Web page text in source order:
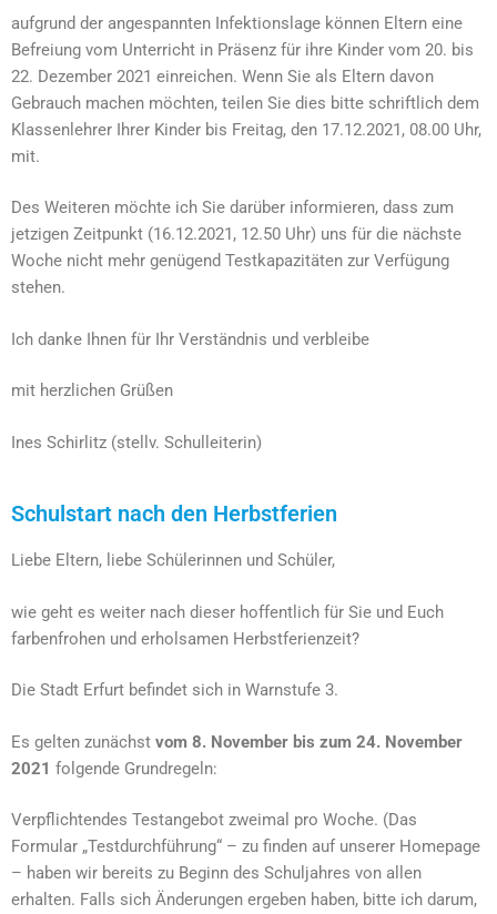
aufgrund der angespannten Infektionslage können Eltern eine
Befreiung vom Unterricht in Präsenz für ihre Kinder vom 20. bis
22. Dezember 2021 einreichen. Wenn Sie als Eltern davon
Gebrauch machen möchten, teilen Sie dies bitte schriftlich dem
Klassenlehrer Ihrer Kinder bis Freitag, den 17.12.2021, 08.00 Uhr,
mit.
Des Weiteren möchte ich Sie darüber informieren, dass zum
jetzigen Zeitpunkt (16.12.2021, 12.50 Uhr) uns für die nächste
Woche nicht mehr genügend Testkapazitäten zur Verfügung
stehen.
Ich danke Ihnen für Ihr Verständnis und verbleibe
mit herzlichen Grüßen
Ines Schirlitz (stellv. Schulleiterin)
Schulstart nach den Herbstferien
Liebe Eltern, liebe Schülerinnen und Schüler,
wie geht es weiter nach dieser hoffentlich für Sie und Euch
farbenfrohen und erholsamen Herbstferienzeit?
Die Stadt Erfurt befindet sich in Warnstufe 3.
Es gelten zunächst vom 8. November bis zum 24. November
2021 folgende Grundregeln:
Verpflichtendes Testangebot zweimal pro Woche. (Das
Formular „Testdurchführung“ – zu finden auf unserer Homepage
– haben wir bereits zu Beginn des Schuljahres von allen
erhalten. Falls sich Änderungen ergeben haben, bitte ich darum,